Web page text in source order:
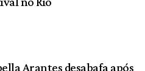
Arantes desabafa após